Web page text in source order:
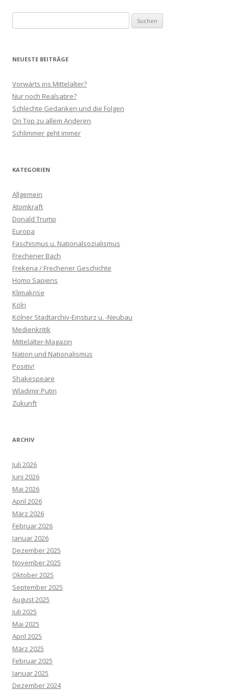
nach:
NEUESTE BEITRÄGE
Vorwärts ins Mittelalter?
Nur noch Realsatire?
Schlechte Gedanken und die Folgen
On Top zu allem Anderen
Schlimmer geht immer
KATEGORIEN
Allgemein
Atomkraft
Donald Trump
Europa
Faschismus u. Nationalsozialismus
Frechener Bach
Frekena / Frechener Geschichte
Homo Sapiens
Klimakrise
Köln
Kölner Stadtarchiv-Einsturz u. -Neubau
Medienkritik
Mittelalter-Magazin
Nation und Nationalismus
Positiv!
Shakespeare
Wladimir Putin
Zukunft
ARCHIV
Juli 2026
Juni 2026
Mai 2026
April 2026
März 2026
Februar 2026
Januar 2026
Dezember 2025
November 2025
Oktober 2025
September 2025
August 2025
Juli 2025
Mai 2025
April 2025
März 2025
Februar 2025
Januar 2025
Dezember 2024